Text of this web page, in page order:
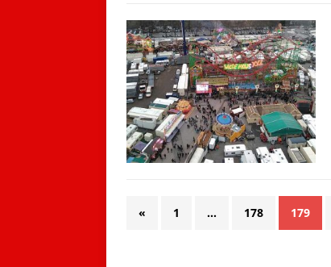
« 1 … 178 179